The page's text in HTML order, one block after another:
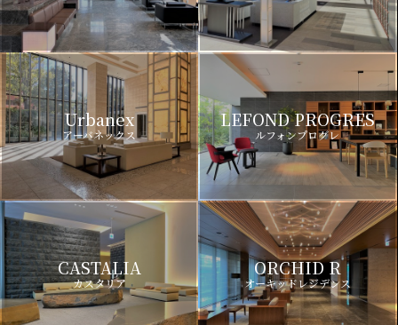
Urbanex
アーバネックス
LEFOND PROGRES
ルフォンプログレ
CASTALIA
カスタリア
ORCHID R
オーキッドレジデンス